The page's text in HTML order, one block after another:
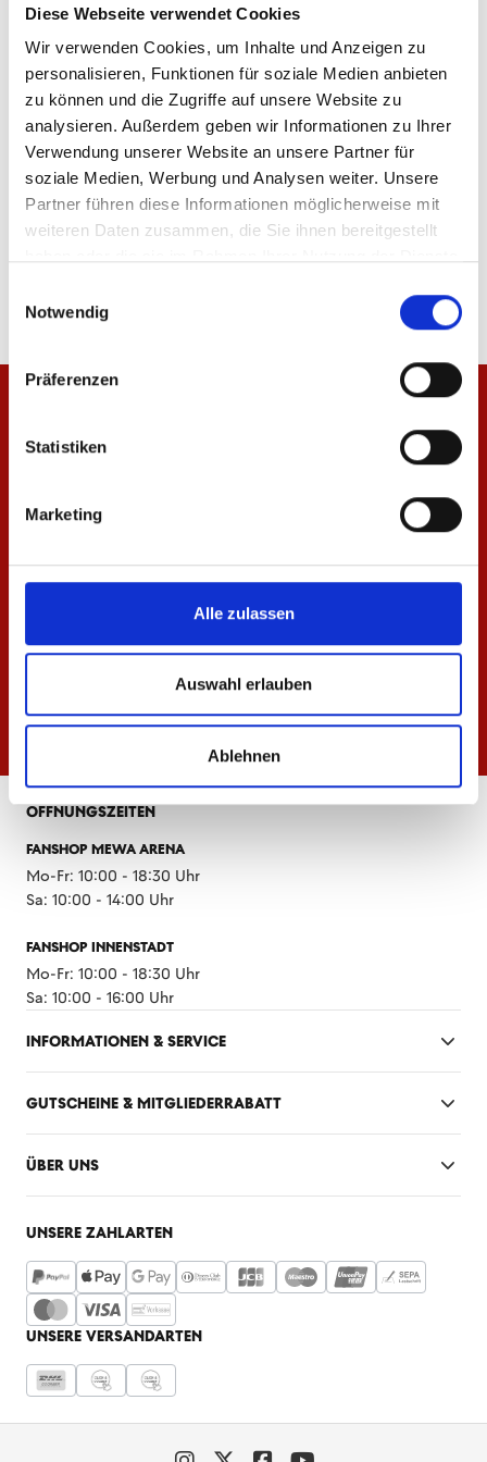
Diese Webseite verwendet Cookies
Wir verwenden Cookies, um Inhalte und Anzeigen zu
personalisieren, Funktionen für soziale Medien anbieten
zu können und die Zugriffe auf unsere Website zu
analysieren. Außerdem geben wir Informationen zu Ihrer
Verwendung unserer Website an unsere Partner für
soziale Medien, Werbung und Analysen weiter. Unsere
Partner führen diese Informationen möglicherweise mit
weiteren Daten zusammen, die Sie ihnen bereitgestellt
Notwendig
Präferenzen
Statistiken
Marketing
Alle zulassen
Auswahl erlauben
Ablehnen
Sofort verfügbar, Lieferzeit: 1-3 Tage
IN DEN WARENKORB
ÖFFNUNGSZEITEN
FANSHOP MEWA ARENA
Mo-Fr: 10:00 - 18:30 Uhr
Sa: 10:00 - 14:00 Uhr
FANSHOP INNENSTADT
Mo-Fr: 10:00 - 18:30 Uhr
Sa: 10:00 - 16:00 Uhr
INFORMATIONEN & SERVICE
GUTSCHEINE & MITGLIEDERRABATT
ÜBER UNS
UNSERE ZAHLARTEN
UNSERE VERSANDARTEN